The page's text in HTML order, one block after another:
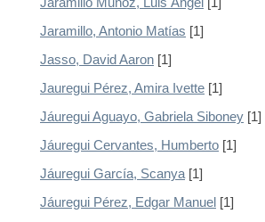
Jaramillo, Antonio Matías [1]
Jasso, David Aaron [1]
Jauregui Pérez, Amira Ivette [1]
Jáuregui Aguayo, Gabriela Siboney [1]
Jáuregui Cervantes, Humberto [1]
Jáuregui García, Scanya [1]
Jáuregui Pérez, Edgar Manuel [1]